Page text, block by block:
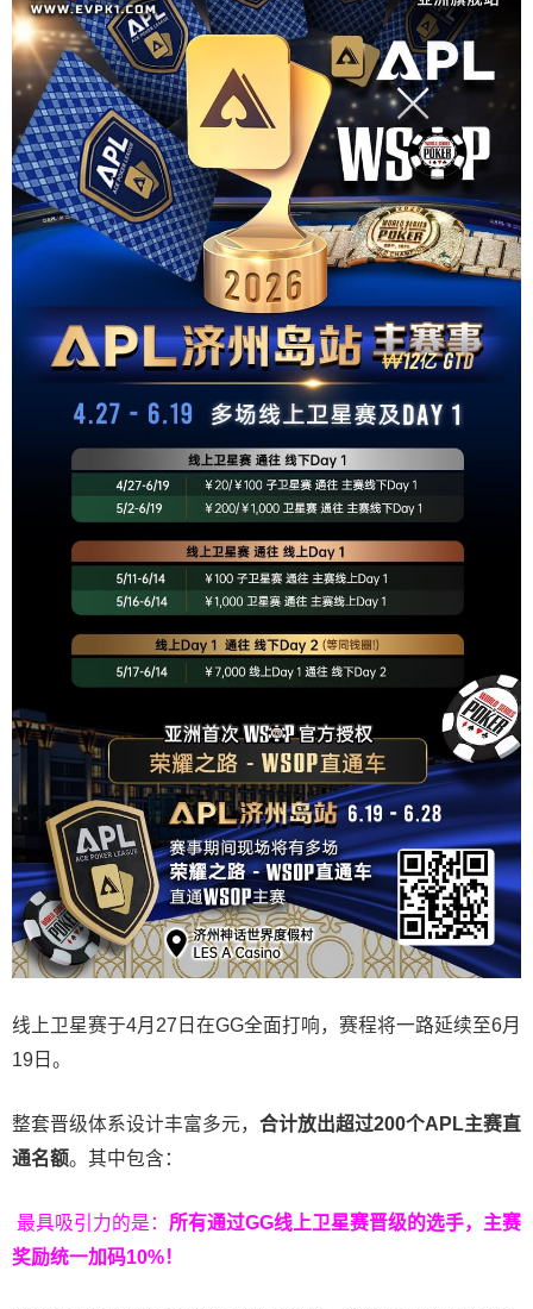
线上卫星赛于4月27日在GG全面打响，赛程将一路延续至6月
19日。
整套晋级体系设计丰富多元， 合计放出超过200个APL主赛直
通名额。其中包含：
最具吸引力的是： 所有通过GG线上卫星赛晋级的选手，主赛
奖励统一加码10%！